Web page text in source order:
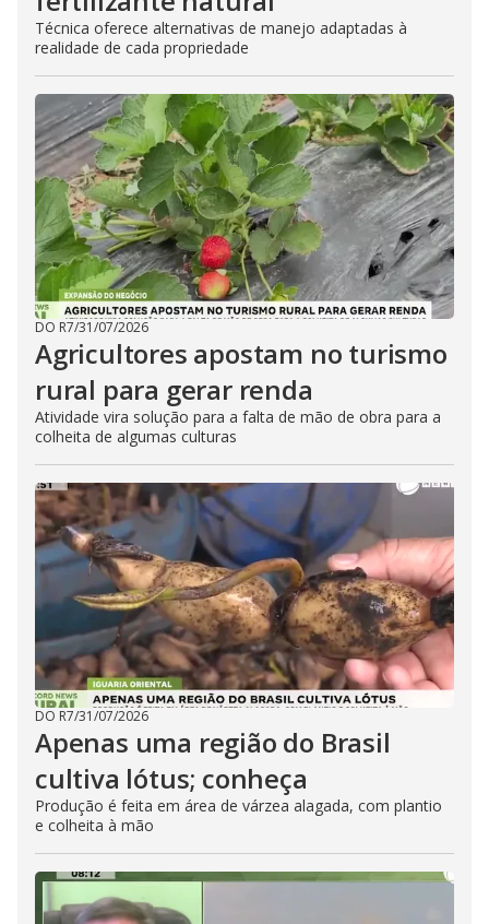
Técnica oferece alternativas de manejo adaptadas à
realidade de cada propriedade
DO R7/31/07/2026
Agricultores apostam no turismo
rural para gerar renda
Atividade vira solução para a falta de mão de obra para a
colheita de algumas culturas
DO R7/31/07/2026
Apenas uma região do Brasil
cultiva lótus; conheça
Produção é feita em área de várzea alagada, com plantio
e colheita à mão